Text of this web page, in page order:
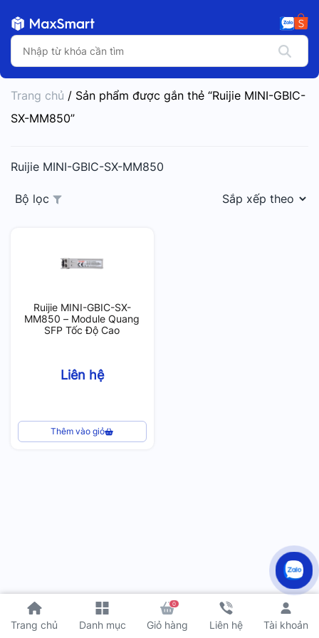
Trang chủ Danh mục
0
Giỏ hàng Liên hệ Tài khoản
Trang chủ / Sản phẩm được gắn thẻ “Ruijie MINI-GBIC-
SX-MM850”
Ruijie MINI-GBIC-SX-MM850
Bộ lọc
Ruijie MINI-GBIC-SX-
MM850 – Module Quang
SFP Tốc Độ Cao
Liên hệ
Thêm vào giỏ